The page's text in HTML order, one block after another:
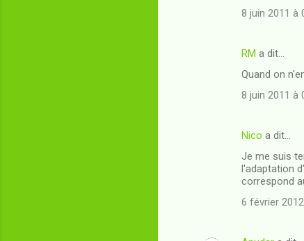
8 juin 2011 à
RM a dit…
Quand on
8 juin 2011 à
Nico a dit…
Je me suis
l'adaptation
correspond
6 février